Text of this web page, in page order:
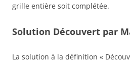
grille entière soit complétée.
Solution Découvert par
La solution à la définition «